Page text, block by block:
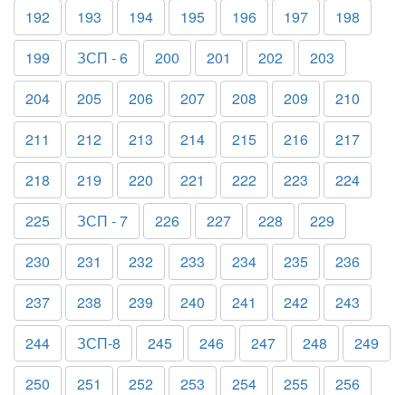
192
193 194 195 196 197
198
199
ЗСП - 6 200 201 202
203
204
205 206 207 208 209
210
211
212 213 214 215 216
217
218
219 220 221 222 223
224
225
ЗСП - 7 226 227 228
229
230
231 232 233 234 235
236
237
238 239 240 241 242
243
244
ЗСП-8 245 246 247 248
249
250
251 252 253 254 255
256